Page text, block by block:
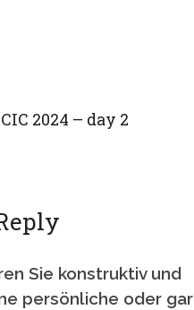
2024 – day 2
Sie konstruktiv und
persönliche oder gar